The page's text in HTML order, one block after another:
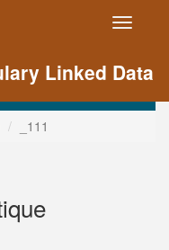
Toggle
Linked Data
_111